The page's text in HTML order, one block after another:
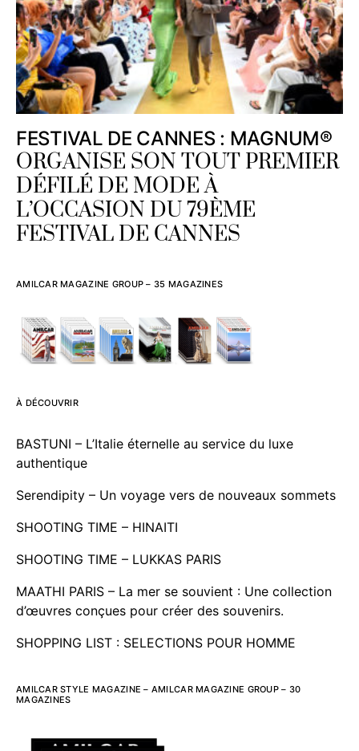
FESTIVAL DE CANNES : MAGNUM®
ORGANISE SON TOUT PREMIER
DÉFILÉ DE MODE À
L’OCCASION DU 79ÈME
FESTIVAL DE CANNES
AMILCAR MAGAZINE GROUP – 35 MAGAZINES
À DÉCOUVRIR
BASTUNI – L’Italie éternelle au service du luxe
authentique
Serendipity – Un voyage vers de nouveaux sommets
SHOOTING TIME – HINAITI
SHOOTING TIME – LUKKAS PARIS
MAATHI PARIS – La mer se souvient : Une collection
d’œuvres conçues pour créer des souvenirs.
SHOPPING LIST : SELECTIONS POUR HOMME
AMILCAR STYLE MAGAZINE – AMILCAR MAGAZINE GROUP – 30
MAGAZINES